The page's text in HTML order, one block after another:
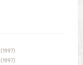
(1997)
(1997)